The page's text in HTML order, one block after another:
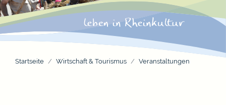
Startseite Wirtschaft & Tourismus Veranstaltungen